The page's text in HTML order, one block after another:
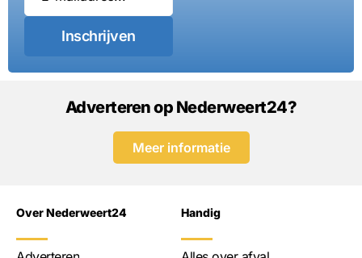
Inschrijven
Adverteren op Nederweert24?
Meer informatie
Over Nederweert24 Handig